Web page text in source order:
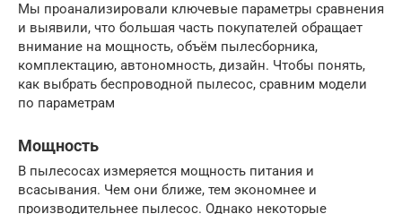
Мы проанализировали ключевые параметры сравнения
и выявили, что большая часть покупателей обращает
внимание на мощность, объём пылесборника,
комплектацию, автономность, дизайн. Чтобы понять,
как выбрать беспроводной пылесос, сравним модели
по параметрам
Мощность
В пылесосах измеряется мощность питания и
всасывания. Чем они ближе, тем экономнее и
производительнее пылесос. Однако некоторые